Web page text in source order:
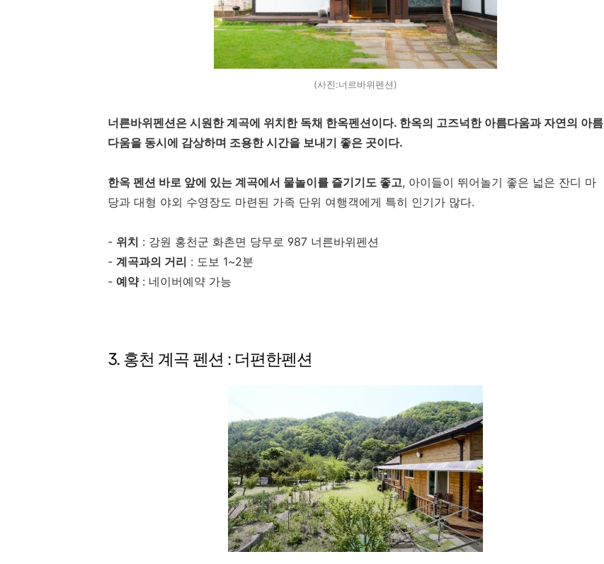
(사진:너르바위펜션)
너른바위펜션은 시원한 계곡에 위치한 독채 한옥펜션이다. 한옥의 고즈넉한 아름다움과 자연의 아름
다움을 동시에 감상하며 조용한 시간을 보내기 좋은 곳이다.
한옥 펜션 바로 앞에 있는 계곡에서 물놀이를 즐기기도 좋고, 아이들이 뛰어놀기 좋은 넓은 잔디 마
당과 대형 야외 수영장도 마련된 가족 단위 여행객에게 특히 인기가 많다.
- 위치 : 강원 홍천군 화촌면 당무로 987 너른바위펜션
- 계곡과의 거리 : 도보 1~2분
- 예약: 네이버예약 가능
3. 홍천 계곡 펜션 : 더편한펜션